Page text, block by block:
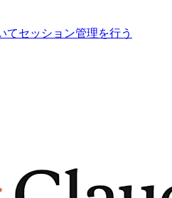
てセッション管理を行う